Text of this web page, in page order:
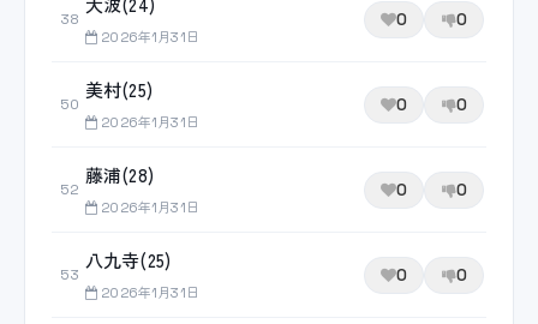
38
2026年1月31日
0 0
50
美村(25)
2026年1月31日
0 0
52
藤浦(28)
2026年1月31日
0 0
53
八九寺(25)
2026年1月31日
0 0